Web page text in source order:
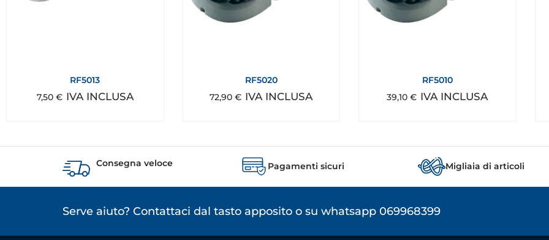
RF5013
7,50 € IVA INCLUSA
RF5020
72,90€ IVA INCLUSA
RF5010
39,10€ IVA INCLUSA
Consegna veloce Pagamenti sicuri Migliaia di articoli
Serve aiuto? Contattaci dal tasto apposito o su whatsapp 069968399